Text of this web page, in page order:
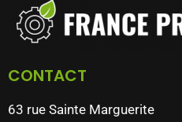
CONTACT
63 rue Sainte Marguerite